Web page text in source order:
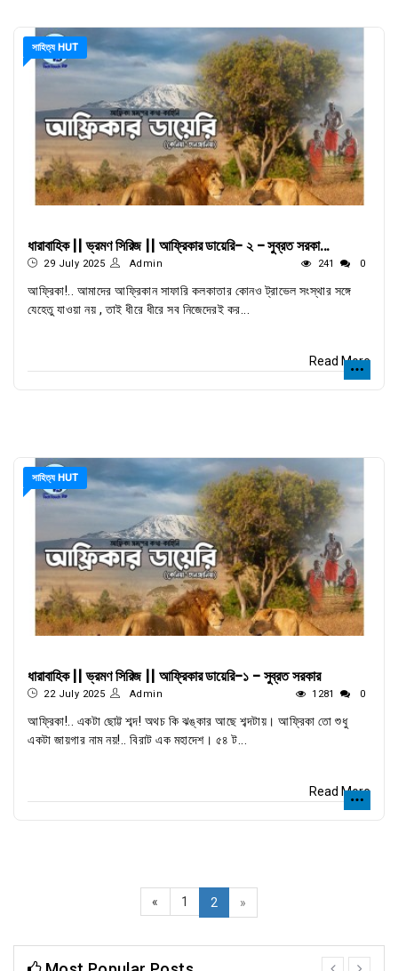
সাহিত্য HUT
ধারাবাহিক || ভ্রমণ সিরিজ || আফ্রিকার ডায়েরি- ২ - সুব্রত সরকা...
29 July 2025 Admin 241 0
আফ্রিকা!.. আমাদের আফ্রিকান সাফারি কলকাতার কোনও ট্রাভেল সংস্থার সঙ্গে
যেহেতু যাওয়া নয় , তাই ধীরে ধীরে সব নিজেদেরই কর...
Read More
সাহিত্য HUT
ধারাবাহিক || ভ্রমণ সিরিজ || আফ্রিকার ডায়েরি-১ - সুব্রত সরকার
22 July 2025 Admin 1281 0
আফ্রিকা!.. একটা ছোট্ট শব্দ! অথচ কি ঝঙ্কার আছে শব্দটায়। আফ্রিকা তো শুধু
একটা জায়গার নাম নয়!.. বিরাট এক মহাদেশ। ৫৪ ট...
Read More
« 1 2 »
prev